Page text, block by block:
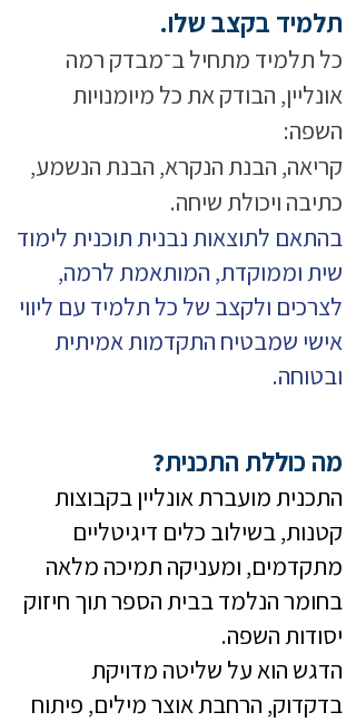
תלמיד בקצב שלו.
כל תלמיד מתחיל ב־מבדק רמה
אונליין, הבודק את כל מיומנויות
השפה:
קריאה, הבנת הנקרא, הבנת הנשמע,
כתיבה ויכולת שיחה.
בהתאם לתוצאות נבנית תוכנית לימוד
שית וממוקדת, המותאמת לרמה,
לצרכים ולקצב של כל תלמיד עם ליווי
אישי שמבטיח התקדמות אמיתית
ובטוחה.
מה כוללת התכנית?
התכנית מועברת אונליין בקבוצות
קטנות, בשילוב כלים דיגיטליים
מתקדמים, ומעניקה תמיכה מלאה
בחומר הנלמד בבית הספר תוך חיזוק
יסודות השפה.
הדגש הוא על שליטה מדויקת
בדקדוק, הרחבת אוצר מילים, פיתוח